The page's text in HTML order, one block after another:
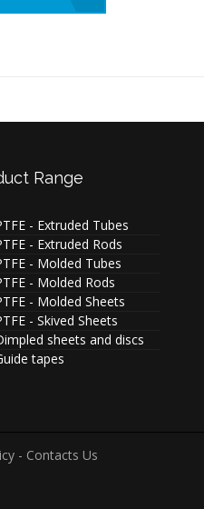
Range
- Extruded Tubes
- Extruded Rods
- Molded Tubes
- Molded Rods
- Molded Sheets
- Skived Sheets
sheets and discs
tapes
- Contacts Us